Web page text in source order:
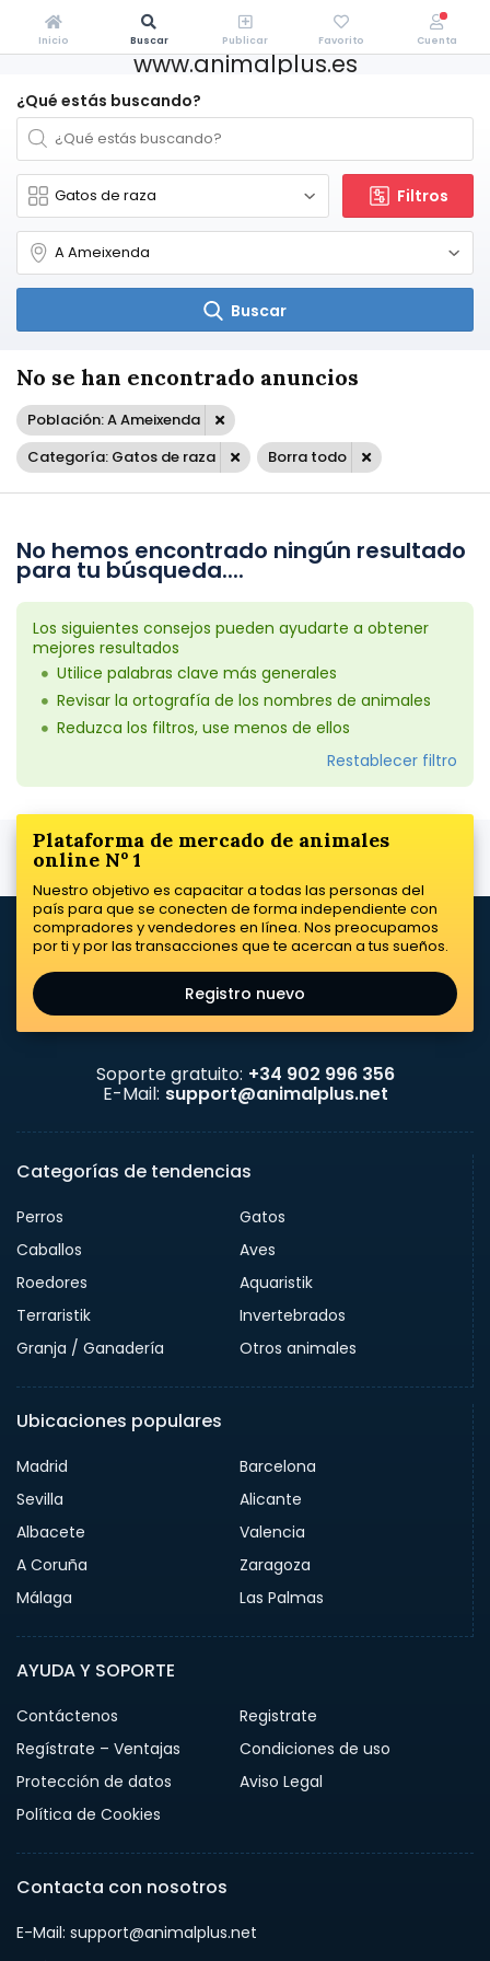
www.animalplus.es
¿Qué estás buscando?
Filtros
Buscar
No se han encontrado anuncios
Población: A Ameixenda
Categoría: Gatos de raza
Borra todo
No hemos encontrado ningún resultado
para tu búsqueda....
Los siguientes consejos pueden ayudarte a obtener
mejores resultados
Utilice palabras clave más generales
Revisar la ortografía de los nombres de animales
Reduzca los filtros, use menos de ellos
Restablecer filtro
Plataforma de mercado de animales
online Nº 1
Nuestro objetivo es capacitar a todas las personas del
país para que se conecten de forma independiente con
compradores y vendedores en línea. Nos preocupamos
por ti y por las transacciones que te acercan a tus sueños.
Registro nuevo
Soporte gratuito: +34 902 996 356
E-Mail: support@animalplus.net
Categorías de tendencias
Perros
Gatos
Caballos
Aves
Roedores
Aquaristik
Terraristik
Invertebrados
Granja / Ganadería
Otros animales
Ubicaciones populares
Madrid
Barcelona
Sevilla
Alicante
Albacete
Valencia
A Coruña
Zaragoza
Málaga
Las Palmas
AYUDA Y SOPORTE
Contáctenos
Registrate
Regístrate – Ventajas
Condiciones de uso
Protección de datos
Aviso Legal
Política de Cookies
Contacta con nosotros
E-Mail: support@animalplus.net
Inicio Buscar Publicar Favorito Cuenta